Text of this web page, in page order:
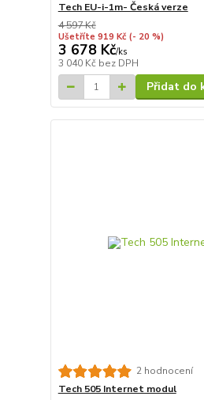
Tech EU-i-1m- Česká verze
4 597 Kč
Ušetříte 919 Kč (- 20 %)
3 678 Kč/ks
3 040 Kč bez DPH
Přidat do
2 hodnocení
Tech 505 Internet modul